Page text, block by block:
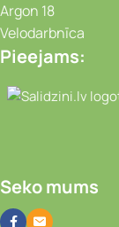
Argon 18
Velodarbnīca
Pieejams:
Seko mums